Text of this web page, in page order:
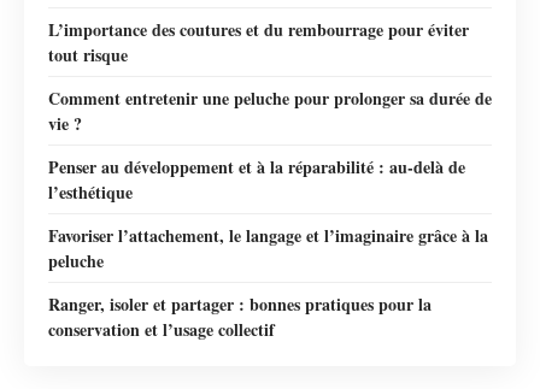
L’importance des coutures et du rembourrage pour éviter
tout risque
Comment entretenir une peluche pour prolonger sa durée de
vie ?
Penser au développement et à la réparabilité : au-delà de
l’esthétique
Favoriser l’attachement, le langage et l’imaginaire grâce à la
peluche
Ranger, isoler et partager : bonnes pratiques pour la
conservation et l’usage collectif